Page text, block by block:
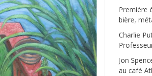
Première
bière,
Charlie
Jon
au café